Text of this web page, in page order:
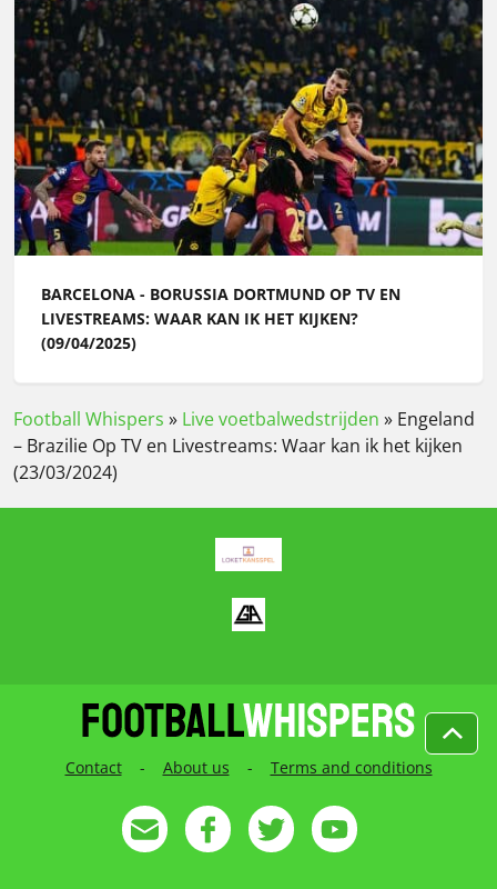
BARCELONA - BORUSSIA DORTMUND OP TV EN
LIVESTREAMS: WAAR KAN IK HET KIJKEN?
(09/04/2025)
Football Whispers » Live voetbalwedstrijden » Engeland
– Brazilie Op TV en Livestreams: Waar kan ik het kijken
(23/03/2024)
Contact - About us - Terms and conditions